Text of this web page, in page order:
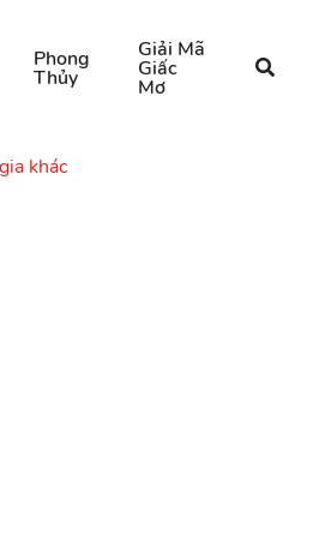
Phong
Thủy
Giải Mã
Giấc
Mơ
khác